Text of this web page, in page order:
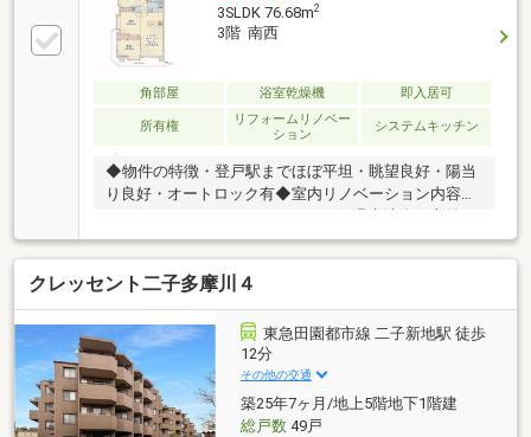
3SLDK 76.68m2
3階 南西
角部屋 浴室乾燥機 即入居可
所有権
リフォームリノベー
ション
システムキッチン
◆物件の特徴・登戸駅までほぼ平坦・眺望良好・陽当
り良好・オートロック有◆室内リノベーション内容・
イレ・専有部分配管etc◆インテリックスの販売実
績 ・R1(適合リノベーション)住宅発行ランキング3年
連続NO.1！ ・年間1000戸以上のリノベーション実
績 ・累計販売戸数2万8000戸突破!◆都市銀行、ネッ
ト銀行等住宅ローン一括事前審査可能！ネット銀行は
じめ大手金融機関の都市銀行や地方銀行と幅広く提携
をしています!物件によって使用できる銀行も変わりま
すので、是非一度ご相談ください♪
クレッセント二子多摩川４
東急田園都市線 二子新地駅 徒歩
12分
その他の交通
築25年7ヶ月/地上5階地下1階建
総戸数49戸